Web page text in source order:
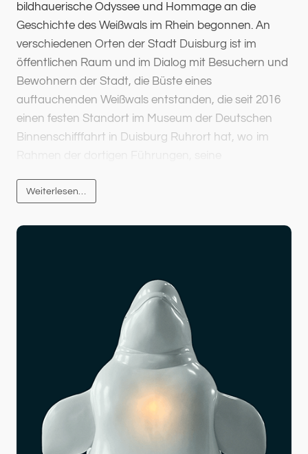
bildhauerische Odyssee und Hommage an die
Geschichte des Weißwals im Rhein begonnen. An
verschiedenen Orten der Stadt Duisburg ist im
öffentlichen Raum und im Dialog mit Besuchern und
Bewohnern der Stadt, die Büste eines
auftauchenden Weißwals entstanden, die seit 2016
einen festen Standort im Museum der Deutschen
Binnenschifffahrt in Duisburg Ruhrort hat, wo im
politische Debatte über die katastrophale Qualität
des Rheinwassers aus. Der von Altöl und
Hautekzemen gezeichnete Wal wurde nach
vierwöchiger Odyssee im Niederrhein zum Thema
der Berichterstattung. Er markiert inmitten der
Blütezeit des Wirtschaftswunders einen Wendepunkt
für ein neues Umweltbewusstsein.
Seine Geschichte, die durch die Treibjagden des
damaligen Direktors des Duisburger Zoos, Dr.
Weiterlesen…